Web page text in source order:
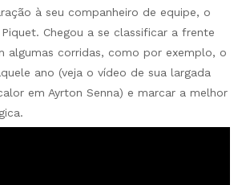
à seu companheiro de equipe, o
Chegou a se classificar a frente
algumas corridas, como por exemplo, o
ano (veja o vídeo de sua largada
em Ayrton Senna) e marcar a melhor